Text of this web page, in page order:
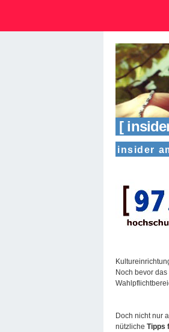
[
insider
Noch bevor
Doch nicht nur
nützliche Tipps